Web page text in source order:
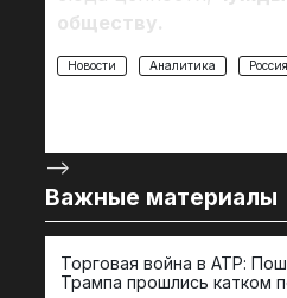
обществу.
Новости Аналитика Россия
-->
Важные материалы
Торговая война в АТР:
Трампа прошлись катком